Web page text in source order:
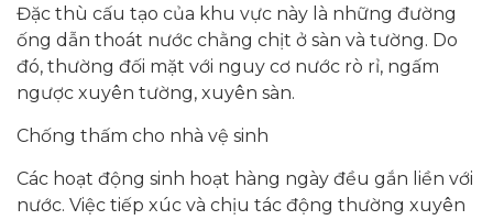
Đặc thù cấu tạo của khu vực này là những đường
ống dẫn thoát nước chằng chịt ở sàn và tường. Do
đó, thường đối mặt với nguy cơ nước rò rỉ, ngấm
ngược xuyên tường, xuyên sàn.
Chống thấm cho nhà vệ sinh
Các hoạt động sinh hoạt hàng ngày đều gắn liền với
nước. Việc tiếp xúc và chịu tác động thường xuyên